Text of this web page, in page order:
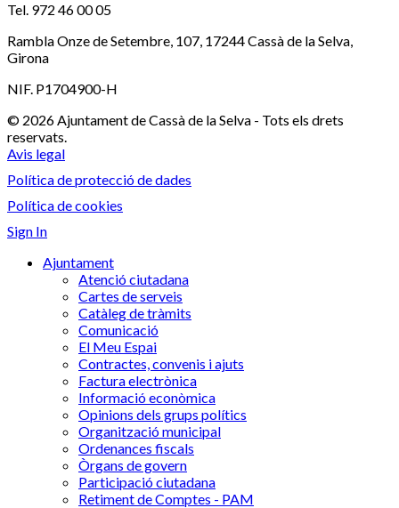
Tel. 972 46 00 05
Rambla Onze de Setembre, 107, 17244 Cassà de la Selva,
Girona
NIF. P1704900-H
© 2026 Ajuntament de Cassà de la Selva - Tots els drets
reservats.
Avis legal
Política de protecció de dades
Política de cookies
Sign In
Ajuntament
Atenció ciutadana
Cartes de serveis
Catàleg de tràmits
Comunicació
El Meu Espai
Contractes, convenis i ajuts
Factura electrònica
Informació econòmica
Opinions dels grups polítics
Organització municipal
Ordenances fiscals
Òrgans de govern
Participació ciutadana
Retiment de Comptes - PAM